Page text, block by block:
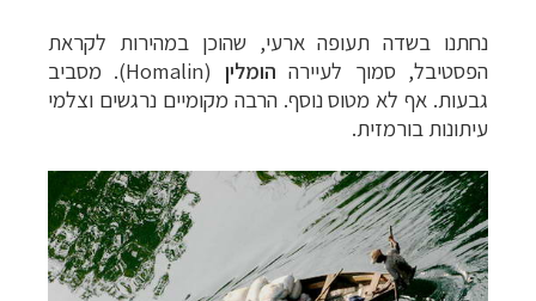
נחתנו בשדה תעופה ארעי, שהוכן במהירות לקראת
הפסטיבל, סמוך לעיירה הומלין (Homalin)
. מסביב
גבעות. אף לא מטוס נוסף. הרבה מקומיים נרגשים וצלמי
עיתונות בורמזית.